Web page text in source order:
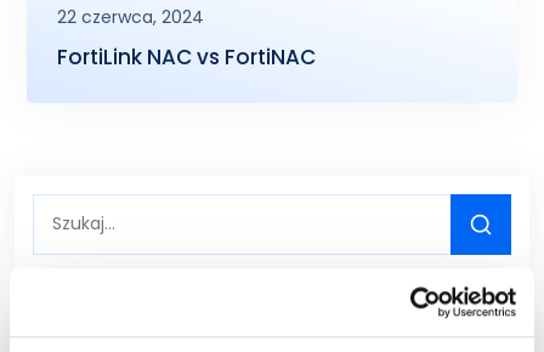
22 czerwca, 2024
FortiLink NAC vs FortiNAC